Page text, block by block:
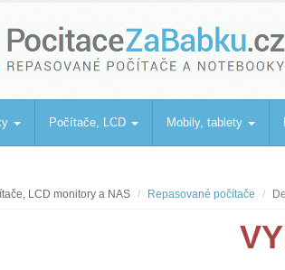
.cz
a notebooky
Počítače, LCD Mobily, tablety
LCD monitory a NAS Repasované počítače